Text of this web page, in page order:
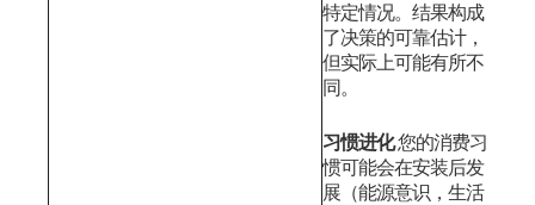
特定情况。结果构成
了决策的可靠估计，
但实际上可能有所不
同。
习惯进化您的消费习
惯可能会在安装后发
展（能源意识，生活